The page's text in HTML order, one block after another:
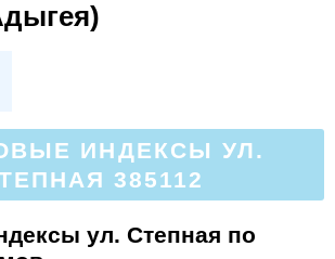
ИНДЕКСЫ УЛ.
385112
ул. Степная по